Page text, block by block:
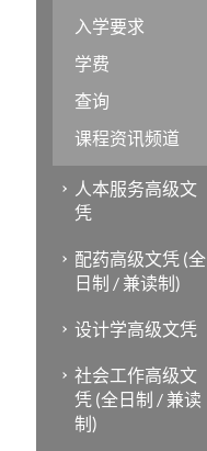
入学要求
学费
查询
课程资讯频道
人本服务高级文
凭
配药高级文凭 (全
日制 / 兼读制)
设计学高级文凭
社会工作高级文
凭 (全日制 / 兼读
制)